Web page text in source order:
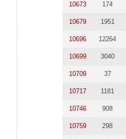
10673 174
10679 1951
10696 12264
10699 3040
10709 37
10717 1181
10746 908
10759 298